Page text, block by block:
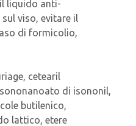
liquido anti-
viso, evitare il
di formicolio,
cetearil
di isononil,
butilenico,
lattico, etere